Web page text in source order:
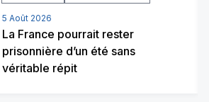
5 Août 2026
La France pourrait rester
prisonnière d’un été sans
véritable répit